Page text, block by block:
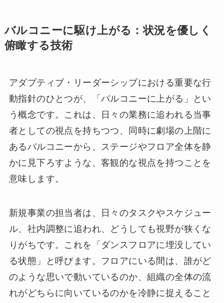
バルコニーに駆け上がる：状況を優しく
俯瞰する技術
アダプティブ・リーダーシップにおける重要な行
動指針のひとつが、「バルコニーに上がる」とい
う概念です。これは、日々の業務に追われる当事
者としての視点を持ちつつ、同時に劇場の上階に
あるバルコニーから、ステージやフロア全体を静
かに見下ろすような、客観的な視点を持つことを
意味します。
新規事業の担当者は、日々のタスクやスケジュー
ル、社内調整に追われ、どうしても視野が狭くな
りがちです。これを「ダンスフロアに埋没してい
る状態」と呼びます。フロアにいる間は、誰がど
のような思いで動いているのか、組織の全体の流
れがどちらに向いているのかを冷静に捉えること